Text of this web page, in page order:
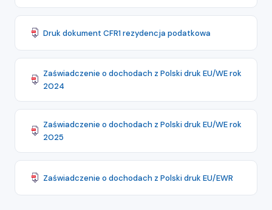
Druk dokument CFR1 rezydencja podatkowa
Zaświadczenie o dochodach z Polski druk EU/WE rok
2024
Zaświadczenie o dochodach z Polski druk EU/WE rok
2025
Zaświadczenie o dochodach z Polski druk EU/EWR